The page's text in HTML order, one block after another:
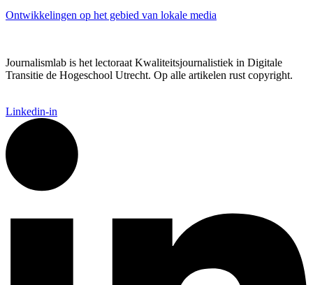
Ontwikkelingen op het gebied van lokale media
Journalismlab is het lectoraat Kwaliteitsjournalistiek in Digitale
Transitie de Hogeschool Utrecht. Op alle artikelen rust copyright.
Linkedin-in